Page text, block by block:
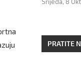
PRATITE